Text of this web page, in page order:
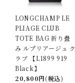
LONGCHAMP LE
PLIAGE CLUB
TOTE BAG 折り畳
み ルプリアージュ ク
ラブ 【L1899 919
Black】
20,800円(税込)